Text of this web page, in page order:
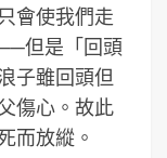
會使我們走
但是「回頭
子雖回頭但
傷心。故此
而放縱。